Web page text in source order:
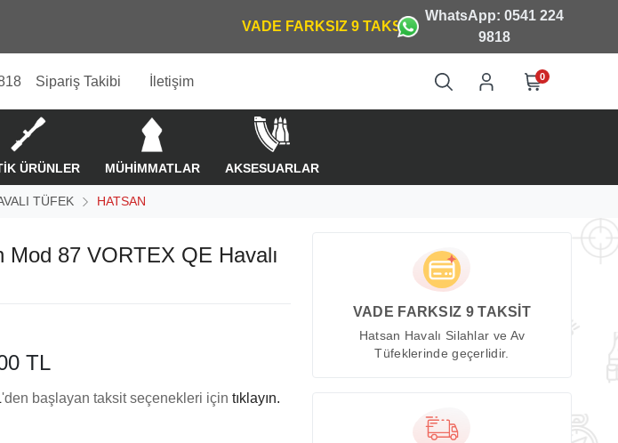
WhatsApp: 0541 224
9818
Sipariş Takibi İletişim 0
ÜRÜNLER MÜHİMMATLAR AKSESUARLAR
TÜFEK HATSAN
Mod 87 VORTEX QE Havalı
TL
'den başlayan taksit seçenekleri için tıklayın.
VADE FARKSIZ 9 TAKSİT
Hatsan Havalı Silahlar ve Av
Tüfeklerinde geçerlidir.